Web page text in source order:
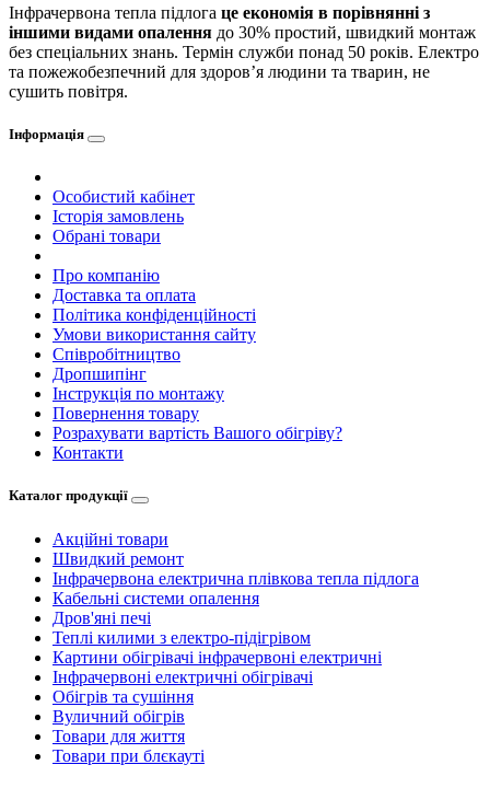
Інфрачервона тепла підлога це економія в порівнянні з
іншими видами опалення до 30% простий, швидкий монтаж
без спеціальних знань. Термін служби понад 50 років. Електро
та пожежобезпечний для здоров’я людини та тварин, не
сушить повітря.
Інформація
Особистий кабінет
Історія замовлень
Обрані товари
Про компанію
Доставка та оплата
Політика конфіденційності
Умови використання сайту
Співробітництво
Дропшипінг
Інструкція по монтажу
Повернення товару
Розрахувати вартість Вашого обігріву?
Контакти
Каталог продукції
Акційні товари
Швидкий ремонт
Інфрачервона електрична плівкова тепла підлога
Кабельні системи опалення
Дров'яні печі
Теплі килими з електро-підігрівом
Картини обігрівачі інфрачервоні електричні
Інфрачервоні електричні обігрівачі
Обігрів та сушіння
Вуличний обігрів
Товари для життя
Товари при блєкауті